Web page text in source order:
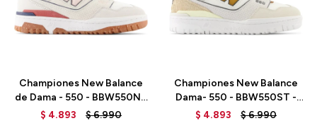
Championes New Balance
de Dama - 550 - BBW550NP
- SEA SALT
$ 4.893 $6.990
Championes New Balance
Dama- 550 - BBW550ST -
SEA SALT
$ 4.893 $6.990